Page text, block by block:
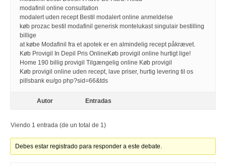
modafinil online consultation
modalert uden recept Bestil modalert online anmeldelse
køb prozac bestil modafinil generisk montelukast singulair bestilling
billige
at købe Modafinil fra et apotek er en almindelig recept påkrævet.
Køb Provigil In Depil Pris OnlineKøb provigil online hurtigt lige!
Home 190 billig provigil Tilgængelig online Køb provigil
Køb provigil online uden recept, lave priser, hurtig levering til os
pillsbank eu/go php?sid=66&tds
Autor Entradas
Viendo 1 entrada (de un total de 1)
Debes estar registrado para responder a este debate.